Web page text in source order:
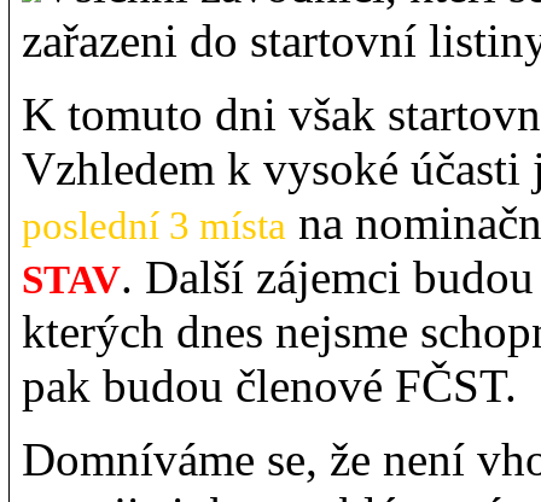
zařazeni do startovní
K tomuto dni však
Vzhledem k vysoké
poslední 3 místa na
STAV. Další zájemci
kterých dnes nejsme
pak budou členové FČST.
Domníváme se, že není